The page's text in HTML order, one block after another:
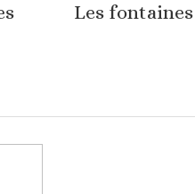
Les